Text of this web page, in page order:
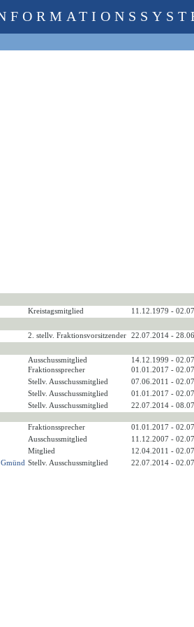
Kreistagsmitglied 11.12.1979 -
2. stellv. Fraktionsvorsitzender 22.07.2014 -
Ausschussmitglied
14.12.1999 -
Fraktionssprecher
01.01.2017 -
Stellv. Ausschussmitglied
07.06.2011 -
Stellv. Ausschussmitglied
01.01.2017 -
Stellv. Ausschussmitglied 22.07.2014 -
Fraktionssprecher
01.01.2017 -
Ausschussmitglied
11.12.2007 -
Mitglied
12.04.2011 -
Stellv. Ausschussmitglied 22.07.2014 -